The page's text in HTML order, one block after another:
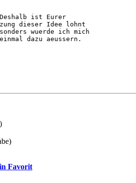
ist Eurer
dieser Idee lohnt
wuerde ich mich
dazu aeussern.
Favorit